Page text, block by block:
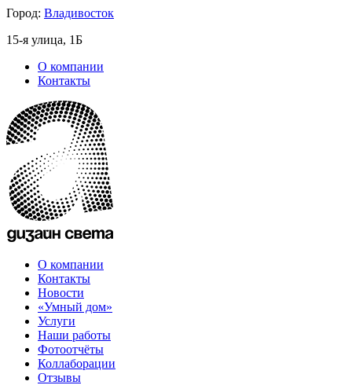
Город: Владивосток
15-я улица, 1Б
О компании
Контакты
О компании
Контакты
Новости
«Умный дом»
Услуги
Наши работы
Фотоотчёты
Коллаборации
Отзывы